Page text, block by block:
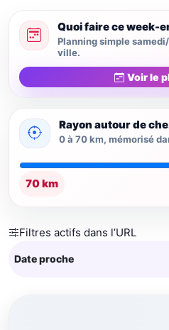
Quoi faire ce week-
Planning simple
ville.
Voir le
Rayon autour de
0 à 70 km, mémorisé
70 km
Filtres actifs dans l’URL